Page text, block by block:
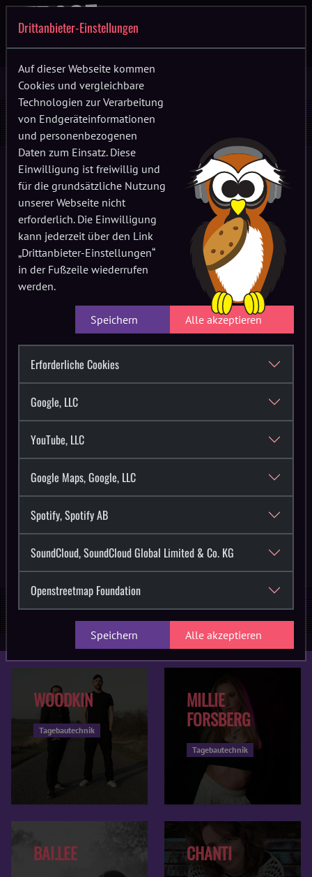
Trashmuss b2b Obielix
Tagebautechnik Samstag, 25.07.2026
einen energiegeladenen Set von Trance bis Hard Trance von
3:30-5 Uhr ein.
Weitere Artists
WOODKIN
Tagebautechnik
MILLIE
FORSBERG
Tagebautechnik
BAI.LEE CHANTI
Drittanbieter-Einstellungen
Auf dieser Webseite kommen
Cookies und vergleichbare
Technologien zur Verarbeitung
von Endgeräteinformationen
und personenbezogenen
Daten zum Einsatz. Diese
Einwilligung ist freiwillig und
für die grundsätzliche Nutzung
unserer Webseite nicht
erforderlich. Die Einwilligung
kann jederzeit über den Link
„Drittanbieter-Einstellungen“
in der Fußzeile wiederrufen
werden.
Speichern Alle akzeptieren
Erforderliche Cookies
Google, LLC
YouTube, LLC
Google Maps, Google, LLC
Spotify, Spotify AB
SoundCloud, SoundCloud Global Limited & Co. KG
Openstreetmap Foundation
Speichern Alle akzeptieren